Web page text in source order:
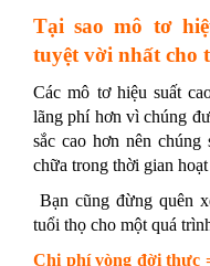
Tại sao mô tơ
tuyệt vời nhất cho
Các mô tơ hiệu suất
lãng phí hơn vì chúng
sắc cao hơn nên
chữa trong thời gian
Bạn cũng đừng quên
tuổi thọ cho một quá
Chi phí vòng đời thực